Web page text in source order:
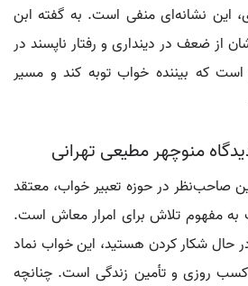
این نشانه‌ای منفی است. به گفته ابن
از ضعف در دینداری و رفتار ناپسند در
است که بیننده خواب توبه کند و مسیر
منوچهر مطیعی تهرانی
صاحب‌نظر در حوزه تعبیر خواب، معتقد
مفهوم تلاش برای امرار معاش است.
حال شکار کردن هستید، این خواب نماد
روزی و تأمین زندگی است. چنانچه